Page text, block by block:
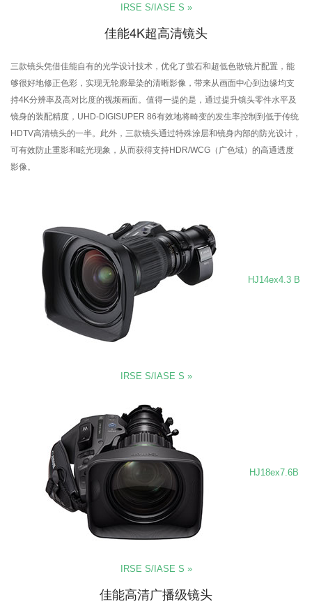
IRSE S/IASE S »
佳能4K超高清镜头
三款镜头凭借佳能自有的光学设计技术，优化了萤石和超低色散镜片配置，能
够很好地修正色彩，实现无轮廓晕染的清晰影像，带来从画面中心到边缘均支
持4K分辨率及高对比度的视频画面。值得一提的是，通过提升镜头零件水平及
镜身的装配精度，UHD-DIGISUPER 86有效地将畸变的发生率控制到低于传统
HDTV高清镜头的一半。此外，三款镜头通过特殊涂层和镜身内部的防光设计，
可有效防止重影和眩光现象，从而获得支持HDR/WCG（广色域）的高通透度
影像。
HJ14ex4.3 B
IRSE S/IASE S »
HJ18ex7.6B
IRSE S/IASE S »
佳能高清广播级镜头